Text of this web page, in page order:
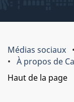
Médias sociaux
À propos de
Haut de la page